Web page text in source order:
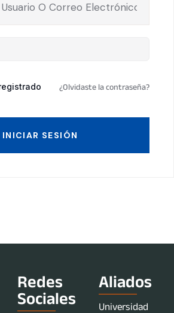
¿Olvidaste la contraseña?
INICIAR SESIÓN
Redes
Sociales
Aliados
Universidad